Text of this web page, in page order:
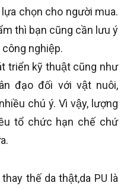
chọn cho người mua.
thì bạn cũng cần lưu ý
nghiệp.
triển kỹ thuật cũng như
đạo đối với vật nuôi,
chú ý. Vì vậy, lượng
tổ chức hạn chế chứ
thế da thật,da PU là